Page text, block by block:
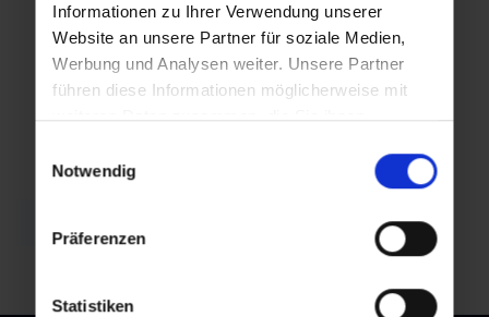
Informationen zu Ihrer Verwendung unserer
Website an unsere Partner für soziale Medien,
Werbung und Analysen weiter. Unsere Partner
führen diese Informationen möglicherweise mit
weiteren Daten zusammen, die Sie ihnen
Nutzung der Dienste gesammelt haben.
Notwendig
Präferenzen
Statistiken
Thu,
10.09.2026
10:00